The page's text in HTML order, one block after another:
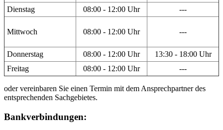
Dienstag
08:00 - 12:00 Uhr ---
Mittwoch 08:00 - 12:00 Uhr ---
Donnerstag 08:00 - 12:00 Uhr
13:30 - 18:00 Uhr
Freitag
08:00 - 12:00 Uhr ---
oder vereinbaren Sie einen Termin mit dem Ansprechpartner des
entsprechenden Sachgebietes.
Bankverbindungen: